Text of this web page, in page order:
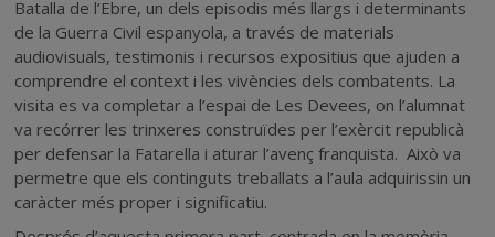
Batalla de l’Ebre, un dels episodis més llargs i determinants
de la Guerra Civil espanyola, a través de materials
audiovisuals, testimonis i recursos expositius que ajuden a
comprendre el context i les vivències dels combatents. La
visita es va completar a l’espai de Les Devees, on l’alumnat
va recórrer les trinxeres construïdes per l’exèrcit republicà
per defensar la Fatarella i aturar l’avenç franquista. Això va
permetre que els continguts treballats a l’aula adquirissin un
caràcter més proper i significatiu.